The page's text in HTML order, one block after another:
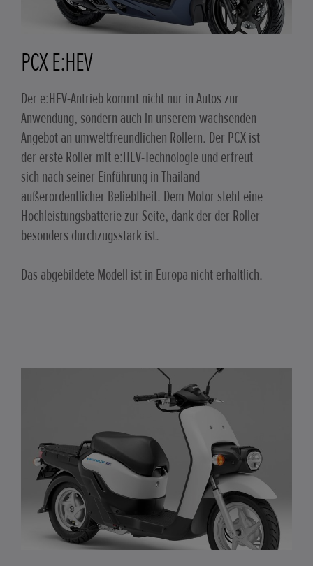
PCX E:HEV
Der e:HEV-Antrieb kommt nicht nur in Autos zur
Anwendung, sondern auch in unserem wachsenden
Angebot an umweltfreundlichen Rollern. Der PCX ist
der erste Roller mit e:HEV-Technologie und erfreut
sich nach seiner Einführung in Thailand
außerordentlicher Beliebtheit. Dem Motor steht eine
Hochleistungsbatterie zur Seite, dank der der Roller
besonders durchzugsstark ist.
Das abgebildete Modell ist in Europa nicht erhältlich.